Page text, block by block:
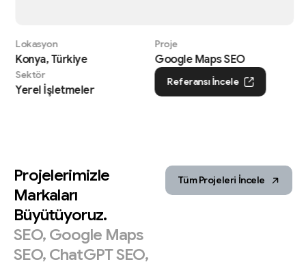
Lokasyon
Konya, Türkiye
Proje
Google Maps SEO
Sektör
Yerel İşletmeler
Referansı İncele
Projelerimizle
Markaları
Büyütüyoruz.
SEO, Google Maps
SEO, ChatGPTSEO,
Tüm Projeleri İncele